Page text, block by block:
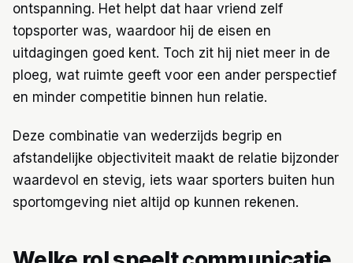
ontspanning. Het helpt dat haar vriend zelf
topsporter was, waardoor hij de eisen en
uitdagingen goed kent. Toch zit hij niet meer in de
ploeg, wat ruimte geeft voor een ander perspectief
en minder competitie binnen hun relatie.
Deze combinatie van wederzijds begrip en
afstandelijke objectiviteit maakt de relatie bijzonder
waardevol en stevig, iets waar sporters buiten hun
sportomgeving niet altijd op kunnen rekenen.